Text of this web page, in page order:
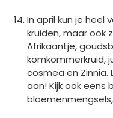
In april kun je heel
kruiden, maar ook
Afrikaantje,
komkommerkruid,
cosmea en Zinnia.
aan! Kijk ook eens